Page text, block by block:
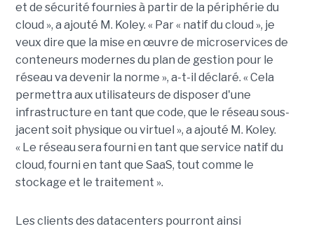
et de sécurité fournies à partir de la périphérie du
cloud », a ajouté M. Koley. « Par « natif du cloud », je
veux dire que la mise en œuvre de microservices de
conteneurs modernes du plan de gestion pour le
réseau va devenir la norme », a-t-il déclaré. « Cela
permettra aux utilisateurs de disposer d'une
infrastructure en tant que code, que le réseau sous-
jacent soit physique ou virtuel », a ajouté M. Koley.
« Le réseau sera fourni en tant que service natif du
cloud, fourni en tant que SaaS, tout comme le
stockage et le traitement ».
Les clients des datacenters pourront ainsi